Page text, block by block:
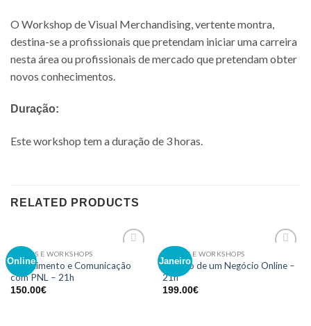
O Workshop de Visual Merchandising, vertente montra,
destina-se a profissionais que pretendam iniciar uma carreira
nesta área ou profissionais de mercado que pretendam obter
novos conhecimentos.
Duração:
Este workshop tem a duração de 3 horas.
RELATED PRODUCTS
Online
aos meus
CURSOS E WORKSHOPS
Atendimento e Comunicação
com PNL – 21h
150.00€
Janeiro
aos meus
CURSOS E WORKSHOPS
Criação de um Negócio Online –
21h
199.00€